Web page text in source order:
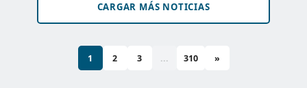
CARGAR MÁS NOTICIAS
1 2 3 ... 310 »